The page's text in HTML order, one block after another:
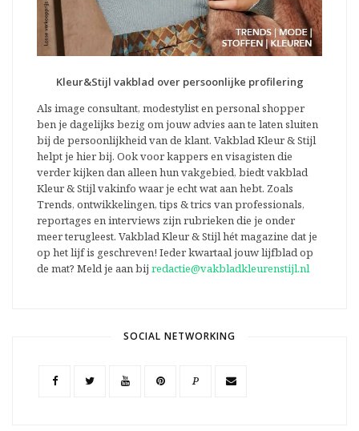
Kleur&Stijl vakblad over persoonlijke profilering
Als image consultant, modestylist en personal shopper
ben je dagelijks bezig om jouw advies aan te laten sluiten
bij de persoonlijkheid van de klant. Vakblad Kleur & Stijl
helpt je hier bij. Ook voor kappers en visagisten die
verder kijken dan alleen hun vakgebied, biedt vakblad
Kleur & Stijl vakinfo waar je echt wat aan hebt. Zoals
Trends, ontwikkelingen, tips & trics van professionals,
reportages en interviews zijn rubrieken die je onder
meer terugleest. Vakblad Kleur & Stijl hét magazine dat je
op het lijf is geschreven! Ieder kwartaal jouw lijfblad op
de mat? Meld je aan bij redactie@vakbladkleurenstijl.nl
SOCIAL NETWORKING
P